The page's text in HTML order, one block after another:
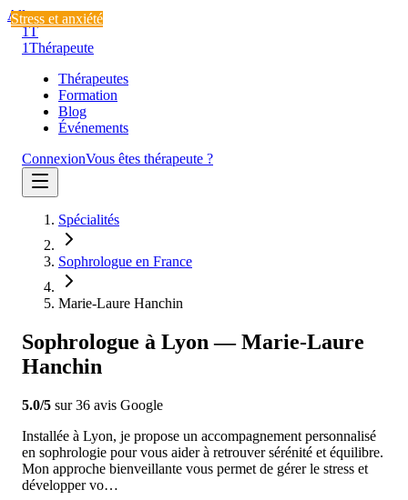
Aller au contenu
1T
1Thérapeute
Thérapeutes
Formation
Blog
Événements
ConnexionVous êtes thérapeute ?
Spécialités
Sophrologue en France
Marie-Laure Hanchin
Sophrologue à Lyon — Marie-Laure
Hanchin
5.0/5 sur36 avis Google
Installée à Lyon, je propose un accompagnement personnalisé
en sophrologie pour vous aider à retrouver sérénité et équilibre.
Mon approche bienveillante vous permet de gérer le stress et
développer vo…
Stress et anxiété
Stress et anxiété
Stress et anxiété